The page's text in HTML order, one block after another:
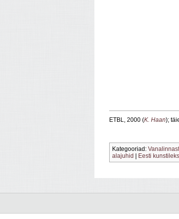
ETBL, 2000 (K. Haan);
Kategooriad:
alajuhid
Eesti